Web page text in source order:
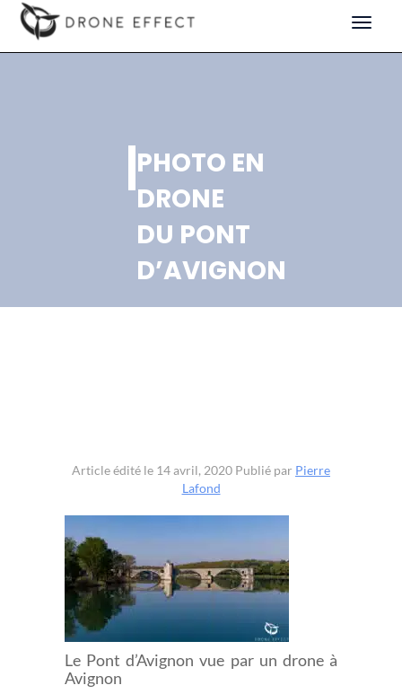
Toggle
PHOTO EN
DRONE
DU PONT
D’AVIGNON
Article édité le 14 avril, 2020 Publié par Pierre
Lafond
Le Pont d’Avignon vue par un drone à
Avignon